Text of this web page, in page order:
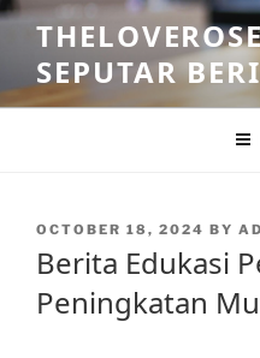
Skip
contentSEPUTAR
POSTED
OCTOBER 18, 2024 BY
Berita Edukasi
Peningkatan